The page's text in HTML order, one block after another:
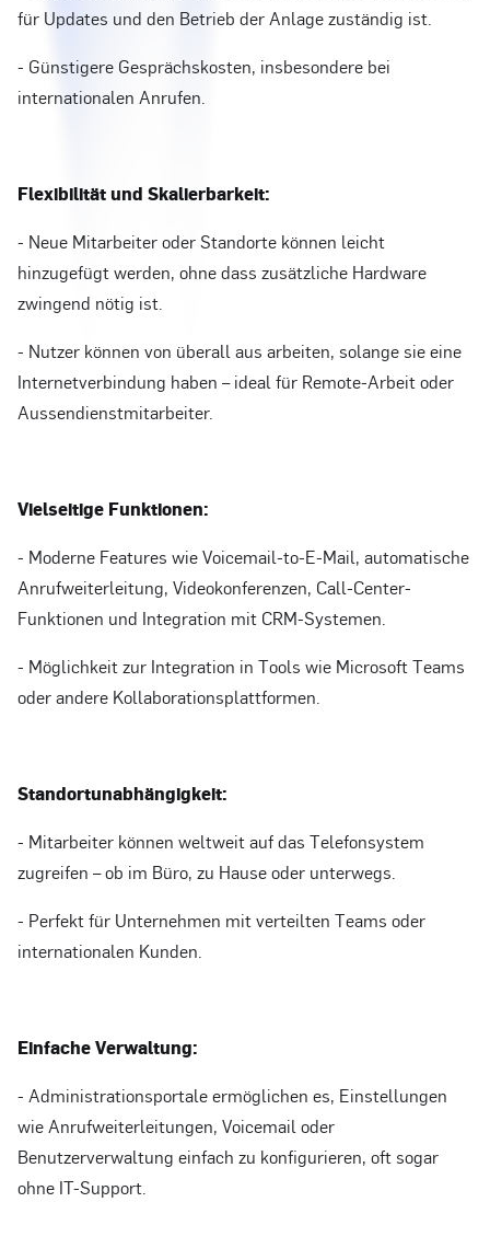
für Updates und den Betrieb der Anlage zuständig ist.
- Günstigere Gesprächskosten, insbesondere bei
internationalen Anrufen.
Flexibilität und Skalierbarkeit:
- Neue Mitarbeiter oder Standorte können leicht
hinzugefügt werden, ohne dass zusätzliche Hardware
zwingend nötig ist.
- Nutzer können von überall aus arbeiten, solange sie eine
Internetverbindung haben – ideal für Remote-Arbeit oder
Aussendienstmitarbeiter.
Vielseitige Funktionen:
- Moderne Features wie Voicemail-to-E-Mail, automatische
Anrufweiterleitung, Videokonferenzen, Call-Center-
Funktionen und Integration mit CRM-Systemen.
- Möglichkeit zur Integration in Tools wie Microsoft Teams
oder andere Kollaborationsplattformen.
Standortunabhängigkeit:
- Mitarbeiter können weltweit auf das Telefonsystem
zugreifen – ob im Büro, zu Hause oder unterwegs.
- Perfekt für Unternehmen mit verteilten Teams oder
internationalen Kunden.
Einfache Verwaltung:
- Administrationsportale ermöglichen es, Einstellungen
wie Anrufweiterleitungen, Voicemail oder
Benutzerverwaltung einfach zu konfigurieren, oft sogar
ohne IT-Support.